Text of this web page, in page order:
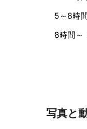
魅力的に映
新規プロジ
是非、一度
- - - - - - - -
■ 納品枚数
5～8時
8時間～
写真と